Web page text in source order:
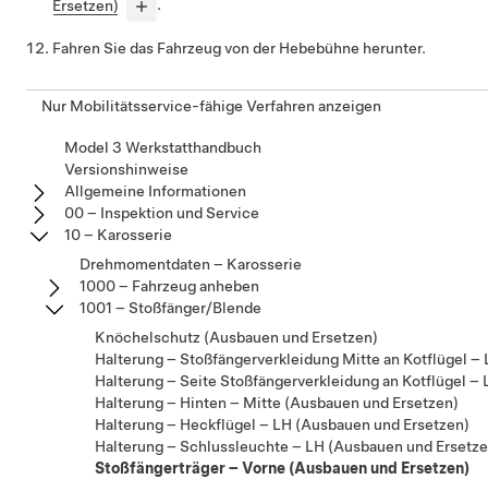
Ersetzen)
.
Fahren Sie das Fahrzeug von der Hebebühne herunter.
Nur Mobilitätsservice-fähige Verfahren anzeigen
Model 3 Werkstatthandbuch
Versionshinweise
Allgemeine Informationen
00 – Inspektion und Service
10 – Karosserie
Drehmomentdaten – Karosserie
1000 – Fahrzeug anheben
1001 – Stoßfänger/Blende
Knöchelschutz (Ausbauen und Ersetzen)
Halterung – Stoßfängerverkleidung Mitte an Kotflügel –
Halterung – Seite Stoßfängerverkleidung an Kotflügel –
Halterung – Hinten – Mitte (Ausbauen und Ersetzen)
Halterung – Heckflügel – LH (Ausbauen und Ersetzen)
Halterung – Schlussleuchte – LH (Ausbauen und
Stoßfängerträger – Vorne (Ausbauen und Ersetzen)